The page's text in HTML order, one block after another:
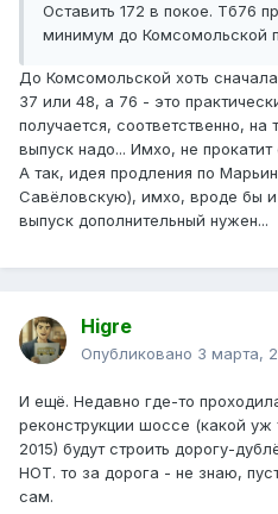
Оставить 172 в покое. Тб76
минимум до Комсомольской
До Комсомольской хоть
37 или 48, а 76 - это
получается, соответственно,
выпуск надо... Имхо, не прокатит
А так, идея продления по
Савёловскую), имхо, вроде бы и
выпуск дополнительный нужен...
Higre
Опубликовано 3 марта,
И ещё. Недавно где-то
реконструкции шоссе (какой
2015) будут строить дорогу-
НОТ. то за дорога - не знаю,
сам.